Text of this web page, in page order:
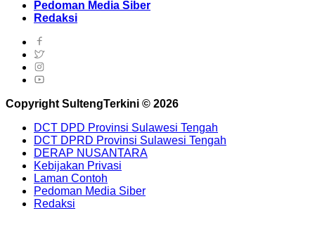
Pedoman Media Siber
Redaksi
Copyright SultengTerkini © 2026
DCT DPD Provinsi Sulawesi Tengah
DCT DPRD Provinsi Sulawesi Tengah
DERAP NUSANTARA
Kebijakan Privasi
Laman Contoh
Pedoman Media Siber
Redaksi